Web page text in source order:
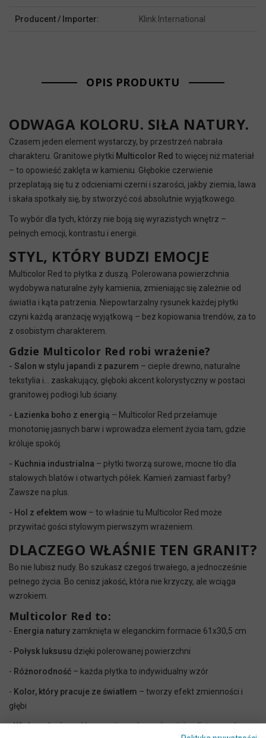
Producent / Importer: Klink International
OPIS PRODUKTU
ODWAGA KOLORU. SIŁA NATURY.
Czasem jeden element wystarczy, by przestrzeń nabrała
charakteru. Granitowe płytki Multicolor Red to więcej niż materiał
– to opowieść zaklęta w kamieniu. Głębokie czerwienie
przeplatają się tu z odcieniami czerni i szarości, jakby ziemia, lawa
i skała spotkały się, by stworzyć coś absolutnie wyjątkowego.
To wybór dla tych, którzy nie boją się wyrazistych wnętrz –
pełnych emocji, kontrastu i energii.
STYL, KTÓRY BUDZI EMOCJE
Multicolor Red to płytka z duszą. Polerowana powierzchnia
wydobywa naturalne żyły kamienia, zmieniając się zależnie od
światła i kąta patrzenia. Niepowtarzalny rysunek każdej płytki
czyni każdą aranżację wyjątkową – bez kopiowania trendów, za to
z osobistym charakterem.
Gdzie Multicolor Red robi wrażenie?
- Salon w stylu japandi z pazurem – ciepłe drewno, naturalne
tekstylia i… zaskakujący, głęboki akcent kolorystyczny w postaci
granitowej podłogi lub ściany.
- Łazienka boho z energią – Multicolor Red przełamuje
monotonię jasnych barw i wprowadza element życia tam, gdzie
króluje spokój.
- Kuchnia industrialna – płytki tworzą surowe, mocne tło dla
stalowych blatów i otwartych półek. Kamień zamiast farby?
Zawsze na plus.
- Hol z efektem wow – to właśnie tu Multicolor Red może
przywitać gości stylowym pierwszym wrażeniem.
DLACZEGO WŁAŚNIE TEN GRANIT?
Bo nie lubisz nudy. Bo szukasz czegoś trwałego, a jednocześnie
pełnego życia. Bo cenisz jakość, która nie krzyczy, ale wciąga
wzrokiem.
Multicolor Red to:
- Energia natury zamknięta w eleganckim formacie 61x30,5 cm
- Połysk luksusu dzięki polerowanej powierzchni
- Różnorodność – każda płytka to indywidualny wzór
- Kolor, który pracuje ze światłem – tworzy efekt zmienności i
głębi
-Wielozadaniowość– pasuje zarówno do minimalistycznych